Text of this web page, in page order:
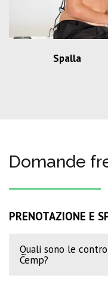
Spalla
Domande
PRENOTAZIONE E
Quali sono le
Cemp?